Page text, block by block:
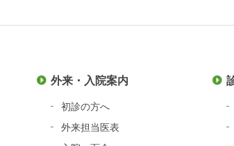
外来・入院案内
初診の方へ
外来担当医表